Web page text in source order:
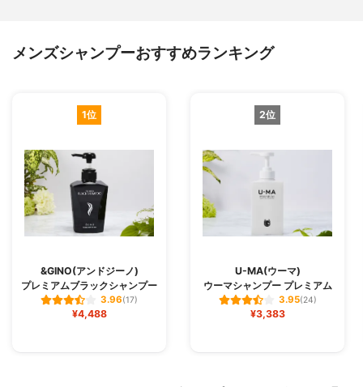
メンズシャンプーおすすめランキング
1位
&GINO(アンドジーノ)
プレミアムブラックシャンプー
3.96(17)
¥4,488
2位
U-MA(ウーマ)
ウーマシャンプー プレミアム
3.95(24)
¥3,383